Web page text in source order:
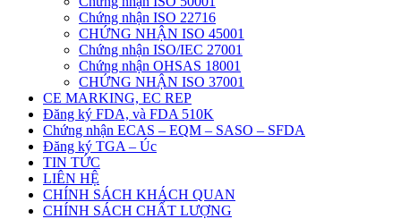
Chứng nhận ISO 22716
CHỨNG NHẬN ISO 45001
Chứng nhận ISO/IEC 27001
Chứng nhận OHSAS 18001
CHỨNG NHẬN ISO 37001
CE MARKING, EC REP
Đăng ký FDA, và FDA 510K
Chứng nhận ECAS – EQM – SASO – SFDA
Đăng ký TGA – Úc
TIN TỨC
LIÊN HỆ
CHÍNH SÁCH KHÁCH QUAN
CHÍNH SÁCH CHẤT LƯỢNG